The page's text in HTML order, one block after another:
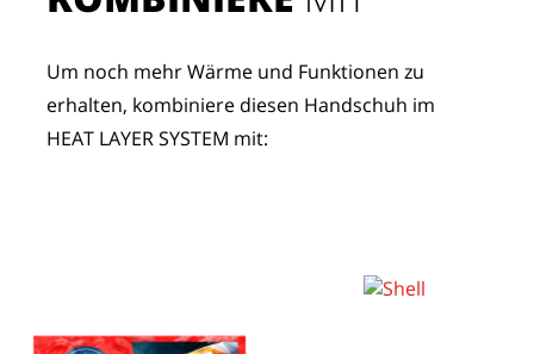
Um noch mehr Wärme und Funktionen zu
erhalten, kombiniere diesen Handschuh im
HEAT LAYER SYSTEM mit: